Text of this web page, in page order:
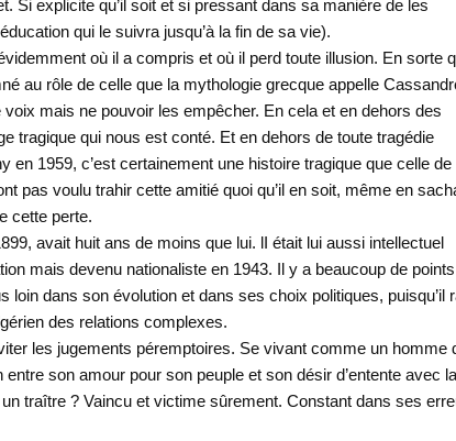
Si explicite qu’il soit et si pressant dans sa manière de les
qui le suivra jusqu’à la fin de sa vie).
où il a compris et où il perd toute illusion. En sorte
au rôle de celle que la mythologie grecque appelle
mais ne pouvoir les empêcher. En cela et en dehors des
tragique qui nous est conté. Et en dehors de toute tragédie
1959, c’est certainement une histoire tragique que celle de
pas voulu trahir cette amitié quoi qu’il en soit, même en
cette perte.
avait huit ans de moins que lui. lI était lui aussi intellectuel
mais devenu nationaliste en 1943. Il y a beaucoup de points
dans son évolution et dans ses choix politiques, puisqu’il
des relations complexes.
les jugements péremptoires. Se vivant comme un homme
son amour pour son peuple et son désir d’entente avec la
traître ? Vaincu et victime sûrement. Constant dans ses